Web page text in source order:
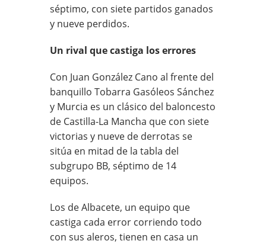
séptimo, con siete partidos ganados
y nueve perdidos.
Un rival que castiga los errores
Con Juan González Cano al frente del
banquillo Tobarra Gasóleos Sánchez
y Murcia es un clásico del baloncesto
de Castilla-La Mancha que con siete
victorias y nueve de derrotas se
sitúa en mitad de la tabla del
subgrupo BB, séptimo de 14
equipos.
Los de Albacete, un equipo que
castiga cada error corriendo todo
con sus aleros, tienen en casa un